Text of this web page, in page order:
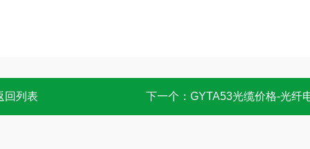
回列表 下一个： GYTA53光缆价格-光纤